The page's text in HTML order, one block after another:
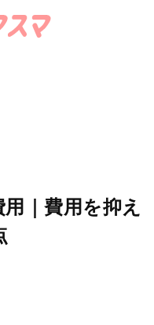
コツと注意したい点
｜費用を抑え